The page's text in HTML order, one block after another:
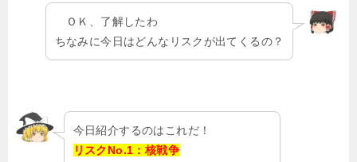
ＯＫ、了解したわ
ちなみに今日はどんなリスクが出てくるの？
今日紹介するのはこれだ！
リスクNo.1：核戦争